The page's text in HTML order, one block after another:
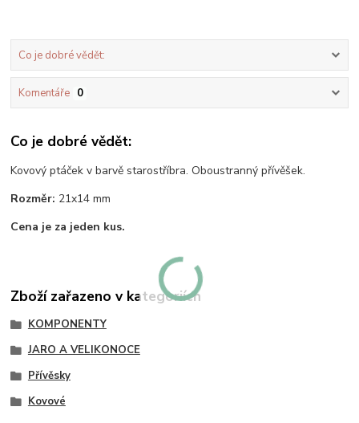
Co je dobré vědět:
Komentáře 0
Co je dobré vědět:
Kovový ptáček v barvě starostříbra. Oboustranný přívěšek.
Rozměr: 21x14 mm
Cena je za jeden kus.
Zboží zařazeno v kategoriích
KOMPONENTY
JARO A VELIKONOCE
Přívěsky
Kovové